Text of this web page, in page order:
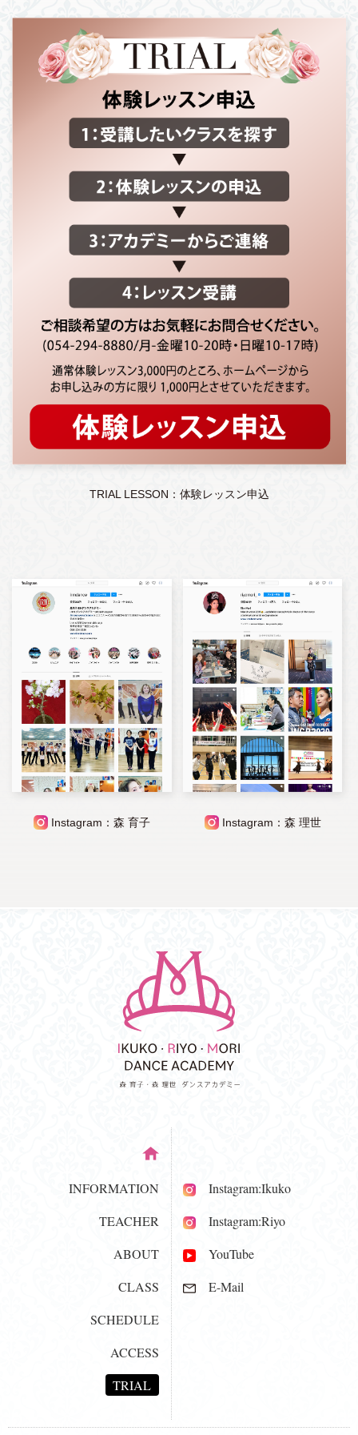
TRIAL LESSON：体験レッスン申込
Instagram：森 育子 Instagram：森 理世
INFORMATION
TEACHER
ABOUT
CLASS
SCHEDULE
ACCESS
TRIAL
Instagram:Ikuko
Instagram:Riyo
YouTube
E-Mail